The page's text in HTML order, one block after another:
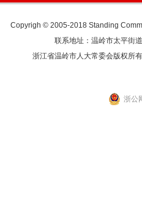
Copyrigh © 2005-2018 Standing
联系地址：温岭市太平
浙江省温岭市人大常委会版权所
浙公